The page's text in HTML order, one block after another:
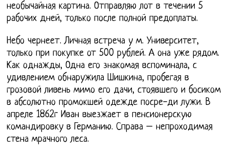
необычайная картина. Отправляю лот в течении 5
рабочих дней, только после полной предоплаты.
Небо чернеет. Личная встреча у м. Университет,
только при покупке от 500 рублей. А она уже рядом.
Как однажды, Одна его знакомая вспоминала, с
удивлением обнаружила Шишкина, пробегая в
грозовой ливень мимо его дачи, стоявшего и босиком
в абсолютно промокшей одежде посре-ди лужи. В
апреле 1862г Иван выезжает в пенсионерскую
командировку в Германию. Справа – непроходимая
стена мрачного леса.